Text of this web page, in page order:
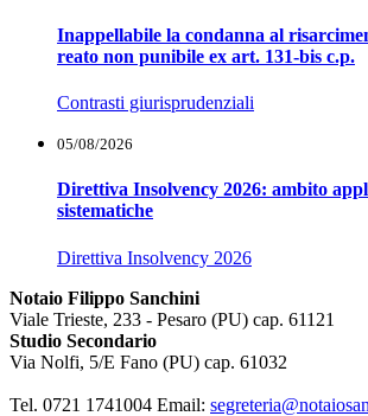
Inappellabile la condanna al
reato non punibile ex art. 131-bis c.p.
Contrasti giurisprudenziali
05/08/2026
Direttiva Insolvency 2026: ambito
sistematiche
Direttiva Insolvency 2026
Notaio Filippo Sanchini
Viale Trieste, 233 - Pesaro (PU) cap. 61121
Studio Secondario
Via Nolfi, 5/E Fano (PU) cap. 61032
Tel. 0721 1741004 Email: